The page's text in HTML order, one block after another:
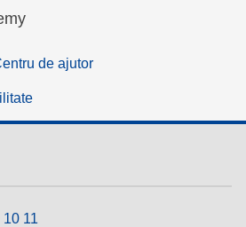
de criză și reziliență
și incluziune
culture
de ajutor
11